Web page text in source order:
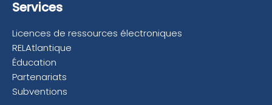
Services
Licences de ressources électroniques
RELAtlantique
Éducation
Partenariats
Subventions